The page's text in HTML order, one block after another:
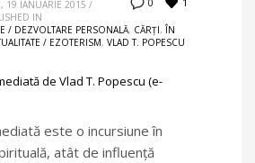
0
19 IANUARIE 2015 /
IN
/ DEZVOLTARE PERSONALĂ, CĂRȚI, ÎN
/ EZOTERISM, VLAD T. POPESCU
este o incursiune în
atât de influenţă